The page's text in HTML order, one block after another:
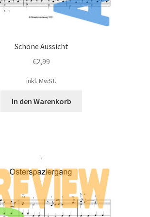
Schöne Aussicht
€2,99
inkl. MwSt.
In den Warenkorb